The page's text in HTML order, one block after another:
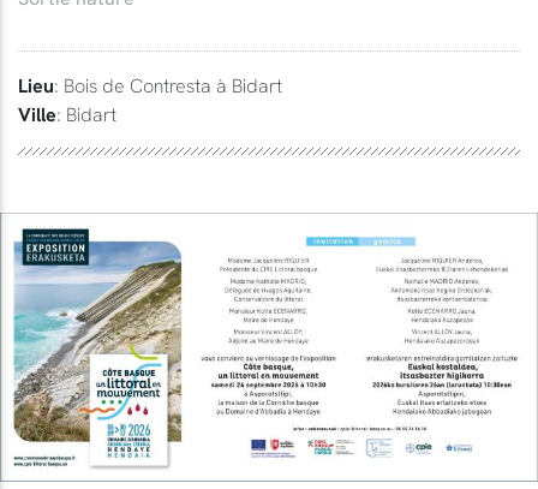
Lieu: Bois de Contresta à Bidart
Ville: Bidart